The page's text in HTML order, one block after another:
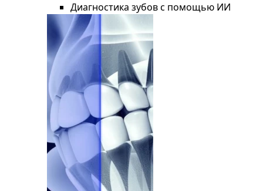
Диагностика зубов с помощью ИИ